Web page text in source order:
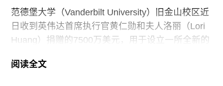
范德堡大学（Vanderbilt University）旧金山校区近
日收到英伟达首席执行官黄仁勋和夫人洛丽（Lori
Huang）捐赠的7500万美元，用于设立一所全新的
筑与设计学院”，具体名称尚待校方批准。目前，学
阅读全文